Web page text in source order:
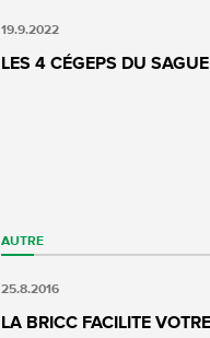
19.9.2022
LES 4 CÉGEPS DU
AUTRE
25.8.2016
LA BRICC FACILITE